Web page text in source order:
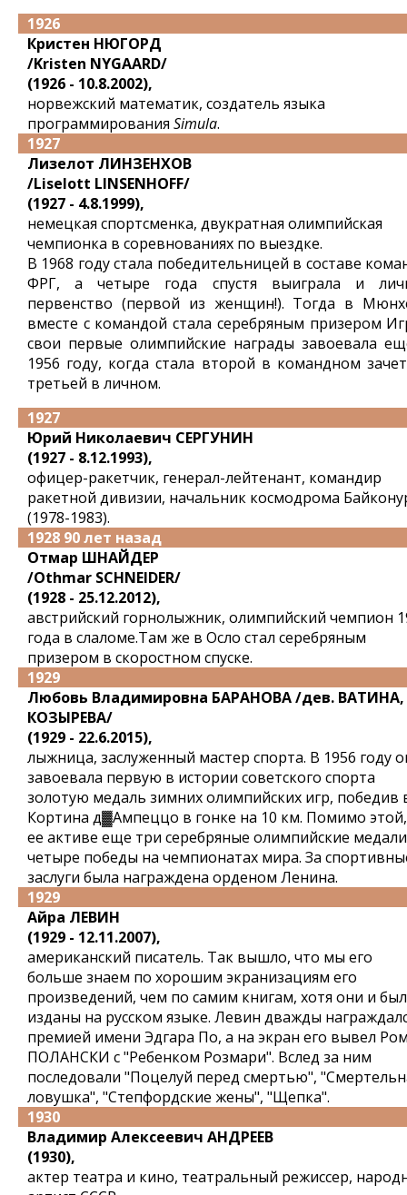
1926
Кристен НЮГОРД
/Kristen NYGAARD/
(1926 - 10.8.2002),
норвежский математик, создатель языка
программирования Simula.
1927
Лизелот ЛИНЗЕНХОВ
/Liselott LINSENHOFF/
(1927 - 4.8.1999),
немецкая спортсменка, двукратная олимпийская
чемпионка в соревнованиях по выездке.
В 1968 году стала победительницей в составе
ФРГ, а четыре года спустя выиграла и
первенство (первой из женщин!). Тогда в
вместе с командой стала серебряным призером
свои первые олимпийские награды завоевала
1956 году, когда стала второй в командном
третьей в личном.
1927
Юрий Николаевич СЕРГУНИН
(1927 - 8.12.1993),
офицер-ракетчик, генерал-лейтенант, командир
ракетной дивизии, начальник космодрома
(1978-1983).
1928 90 лет назад
Отмар ШНАЙДЕР
/Othmar SCHNEIDER/
(1928 - 25.12.2012),
австрийский горнолыжник, олимпийский чемпион
года в слаломе.Там же в Осло стал серебряным
призером в скоростном спуске.
1929
Любовь Владимировна БАРАНОВА /дев. ВАТИНА,
КОЗЫРЕВА/
(1929 - 22.6.2015),
лыжница, заслуженный мастер спорта. В 1956 году
завоевала первую в истории советского спорта
золотую медаль зимних олимпийских игр, победив
Кортина д▓Ампеццо в гонке на 10 км. Помимо
ее активе еще три серебряные олимпийские
четыре победы на чемпионатах мира. За
заслуги была награждена орденом Ленина.
1929
Айра ЛЕВИН
(1929 - 12.11.2007),
американский писатель. Так вышло, что мы его
больше знаем по хорошим экранизациям его
произведений, чем по самим книгам, хотя они и
изданы на русском языке. Левин дважды
премией имени Эдгара По, а на экран его вывел
ПОЛАНСКИ с "Ребенком Розмари". Вслед за ним
последовали "Поцелуй перед смертью",
ловушка", "Степфордские жены", "Щепка".
1930
Владимир Алексеевич АНДРЕЕВ
(1930),
актер театра и кино, театральный режиссер,